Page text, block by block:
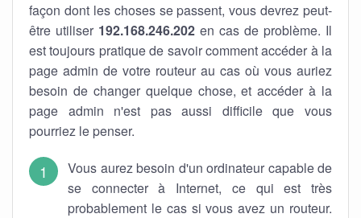
façon dont les choses se passent, vous devrez peut-
être utiliser 192.168.246.202 en cas de problème. Il
est toujours pratique de savoir comment accéder à la
page admin de votre routeur au cas où vous auriez
besoin de changer quelque chose, et accéder à la
page admin n'est pas aussi difficile que vous
pourriez le penser.
Vous aurez besoin d'un ordinateur capable de
se connecter à Internet, ce qui est très
probablement le cas si vous avez un routeur.